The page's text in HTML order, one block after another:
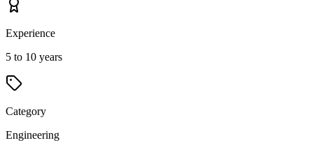
Experience
5 to 10 years
Category
Engineering